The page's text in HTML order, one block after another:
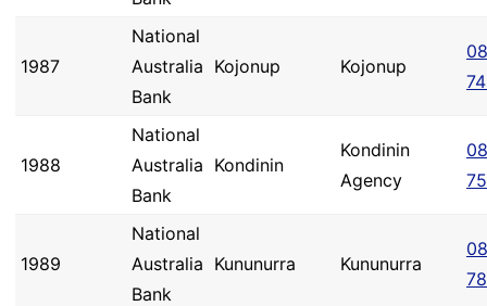
1987
National
Australia
Bank
Kojonup Kojonup
1988
National
Australia
Bank
Kondinin
Kondinin
Agency
1989
National
Australia
Bank
Kununurra Kununurra